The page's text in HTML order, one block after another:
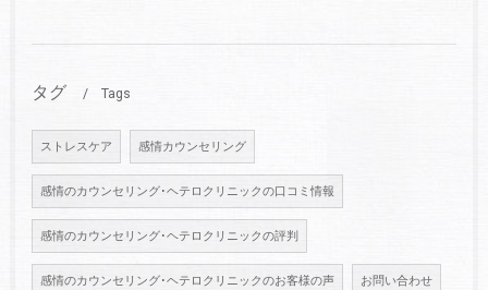
タグ Tags
ストレスケア 感情カウンセリング
感情のカウンセリング･ヘテロクリニックの口コミ情報
感情のカウンセリング･ヘテロクリニックの評判
感情のカウンセリング･ヘテロクリニックのお客様の声 お問い合わせ